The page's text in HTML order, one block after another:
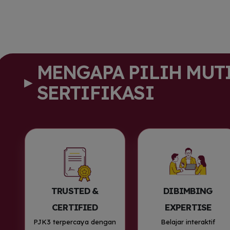
(E-
E-
▶ MENGAPA PILIH
SERTIFIKASI
TRUSTED &
CERTIFIED
PJK3 terpercaya dengan
DIBIMBING
EXPERTISE
Belajar interaktif